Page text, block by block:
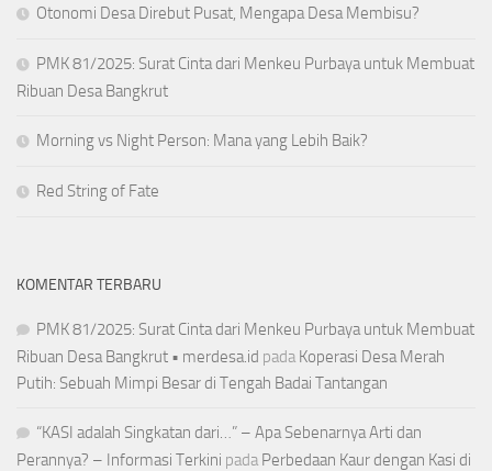
Otonomi Desa Direbut Pusat, Mengapa Desa Membisu?
PMK 81/2025: Surat Cinta dari Menkeu Purbaya untuk Membuat
Ribuan Desa Bangkrut
Morning vs Night Person: Mana yang Lebih Baik?
Red String of Fate
KOMENTAR TERBARU
PMK 81/2025: Surat Cinta dari Menkeu Purbaya untuk Membuat
Ribuan Desa Bangkrut • merdesa.id pada Koperasi Desa Merah
Putih: Sebuah Mimpi Besar di Tengah Badai Tantangan
“KASI adalah Singkatan dari…” – Apa Sebenarnya Arti dan
Perannya? – Informasi Terkini pada Perbedaan Kaur dengan Kasi di